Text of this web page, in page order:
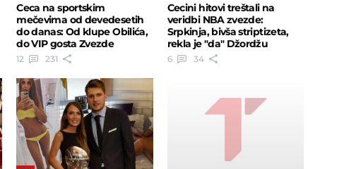
Ceca na sportskim
mečevima od devedesetih
do danas: Od klupe Obilića,
do VIP gosta Zvezde
12 231
Cecini hitovi treštali na
veridbi NBA zvezde:
Srpkinja, bivša striptizeta,
rekla je "da" Džordžu
6 34